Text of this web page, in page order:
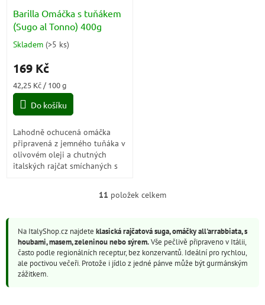
Barilla Omáčka s tuňákem
(Sugo al Tonno) 400g
Průměrné
produktu
5,0
5
Skladem (>5 ks)
169 Kč
Měrná
cena:
42,25 Kč / 100 g
Do košíku
Lahodně ochucená omáčka
připravená z jemného tuňáka v
olivovém oleji a chutných
italských rajčat smíchaných s
O
á
d
a
c
11 položek celkem
Na ItalyShop.cz najdete klasická rajčatová suga, omáčky all'arrabbiata, s
houbami, masem, zeleninou nebo sýrem.Vše pečlivě připraveno v Itálii,
často podle regionálních receptur, bez konzervantů. Ideální pro rychlou,
ale poctivou večeři. Protože i jídlo z jedné pánve může být gurmánským
zážitkem.